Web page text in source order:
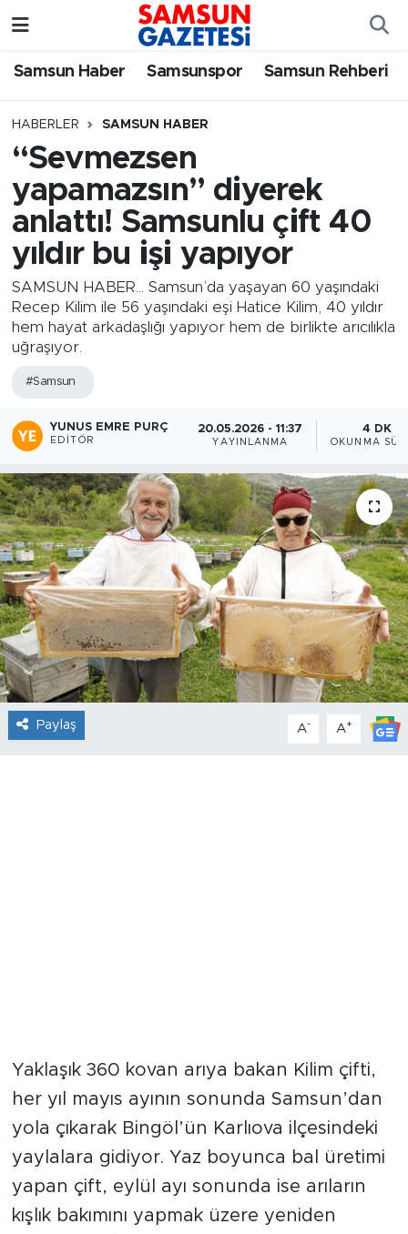
Samsun Haber Samsunspor Samsun Rehberi
HABERLER SAMSUN HABER
“Sevmezsen
yapamazsın” diyerek
anlattı! Samsunlu çift 40
yıldır bu işi yapıyor
SAMSUN HABER... Samsun’da yaşayan 60 yaşındaki
Recep Kilim ile 56 yaşındaki eşi Hatice Kilim, 40 yıldır
hem hayat arkadaşlığı yapıyor hem de birlikte arıcılıkla
uğraşıyor.
#Samsun
YUNUS EMRE PURÇ
EDITÖR
20.05.2026 - 11:37
YAYINLANMA
4 DK
OKUNMA
Paylaş A- A+
Yaklaşık 360 kovan arıya bakan Kilim çifti,
her yıl mayıs ayının sonunda Samsun’dan
yola çıkarak Bingöl’ün Karlıova ilçesindeki
yaylalara gidiyor. Yaz boyunca bal üretimi
yapan çift, eylül ayı sonunda ise arıların
kışlık bakımını yapmak üzere yeniden
Samsun Haber
Samsun Rehberi
Resmi İlanlar
Samsun Nöbetçi Eczaneler
SAMSUN Namaz Vakitleri
Samsun Trafik Yoğunluk Haritası
Süper Lig Puan Durumu ve Fikstür
Tüm Manşetler
Son Dakika Haberleri